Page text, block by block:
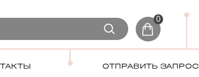
0
ОТПРАВИТЬ ЗАПРОС